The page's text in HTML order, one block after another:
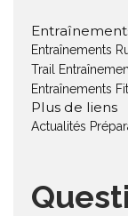
Entraînements
Trail
Entraînements
Plus de liens
Actualités